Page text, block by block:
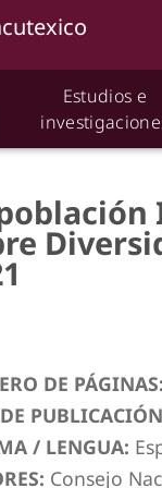
Estudios e
DE PÁGINAS:
/ LENGUA:
Consejo